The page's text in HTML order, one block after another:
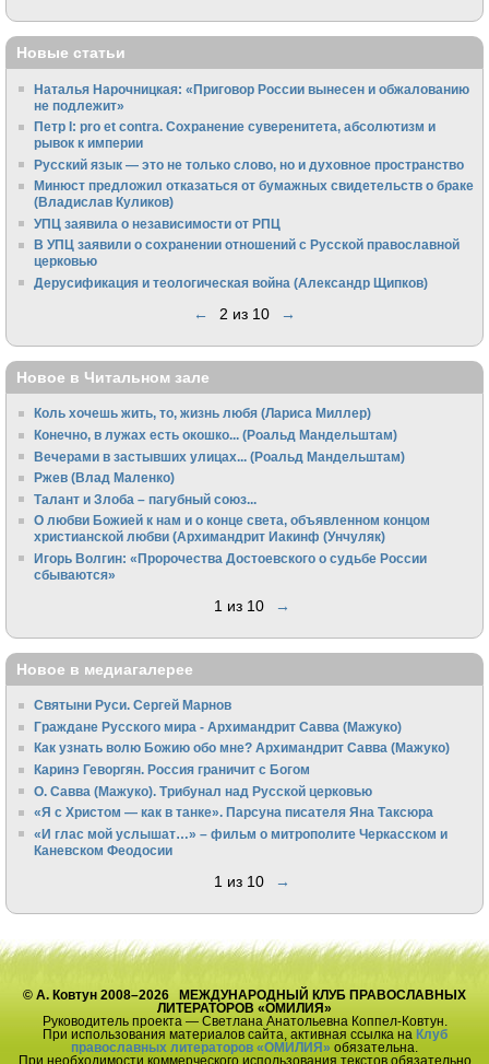
Новые статьи
Наталья Нарочницкая: «Приговор России вынесен и обжалованию
не подлежит»
Петр I: pro et contra. Сохранение суверенитета, абсолютизм и
рывок к империи
Русский язык — это не только слово, но и духовное пространство
Минюст предложил отказаться от бумажных свидетельств о браке
(Владислав Куликов)
УПЦ заявила о независимости от РПЦ
В УПЦ заявили о сохранении отношений с Русской православной
церковью
Дерусификация и теологическая война (Александр Щипков)
← 2 из 10 →
Новое в Читальном зале
Коль хочешь жить, то, жизнь любя (Лариса Миллер)
Конечно, в лужах есть окошко... (Роальд Мандельштам)
Вечерами в застывших улицах... (Роальд Мандельштам)
Ржев (Влад Маленко)
Талант и Злоба – пагубный союз...
О любви Божией к нам и о конце света, объявленном концом
христианской любви (Архимандрит Иакинф (Унчуляк)
Игорь Волгин: «Пророчества Достоевского о судьбе России
сбываются»
1 из 10 →
Новое в медиагалерее
Святыни Руси. Сергей Марнов
Граждане Русского мира - Архимандрит Савва (Мажуко)
Как узнать волю Божию обо мне? Архимандрит Савва (Мажуко)
Каринэ Геворгян. Россия граничит с Богом
О. Савва (Мажуко). Трибунал над Русской церковью
«Я с Христом — как в танке». Парсуна писателя Яна Таксюра
«И глас мой услышат…» – фильм о митрополите Черкасском и
Каневском Феодосии
1 из 10 →
© А. Ковтун 2008–2026 МЕЖДУНАРОДНЫЙ КЛУБ ПРАВОСЛАВНЫХ
ЛИТЕРАТОРОВ «ОМИЛИЯ»
Руководитель проекта — Светлана Анатольевна Коппел-Ковтун.
При использования материалов сайта, активная ссылка на Клуб
православных литераторов «ОМИЛИЯ» обязательна.
При необходимости коммерческого использования текстов обязательно